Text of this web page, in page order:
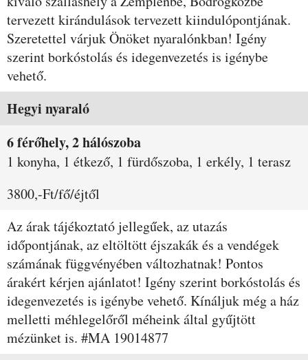
tervezett kirándulások tervezett kiindulópontjának.
Szeretettel várjuk Önöket nyaralónkban! Igény
szerint borkóstolás és idegenvezetés is igénybe
vehető.
Szobák és árak
Hegyi nyaraló
6 férőhely, 2 hálószoba
1 konyha, 1 étkező, 1 fürdőszoba, 1 erkély, 1 terasz
3800,-Ft/fő/éjtől
Az árak tájékoztató jellegűek, az utazás
időpontjának, az eltöltött éjszakák és a vendégek
számának függvényében változhatnak! Pontos
árakért kérjen ajánlatot! Igény szerint borkóstolás és
idegenvezetés is igénybe vehető. Kínáljuk még a ház
melletti méhlegelőről méheink által gyűjtött
mézünket is. #MA 19014877